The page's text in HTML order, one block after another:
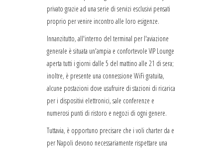
privato grazie ad una serie di servizi esclusivi pensati
proprio per venire incontro alle loro esigenze.
Innanzitutto, all'interno del terminal per l'aviazione
generale è situata un'ampia e confortevole VIP Lounge
aperta tutti i giorni dalle 5 del mattino alle 21 di sera;
inoltre, è presente una connessione WiFi gratuita,
alcune postazioni dove usufruire di stazioni di ricarica
per i dispositivi elettronici, sale conferenze e
numerosi punti di ristoro e negozi di ogni genere.
Tuttavia, è opportuno precisare che i voli charter da e
per Napoli devono necessariamente rispettare una